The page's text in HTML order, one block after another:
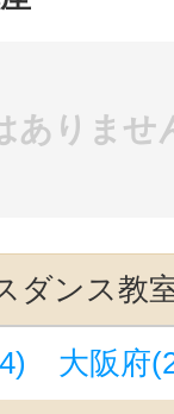
ありませ
ダンス教
大阪府